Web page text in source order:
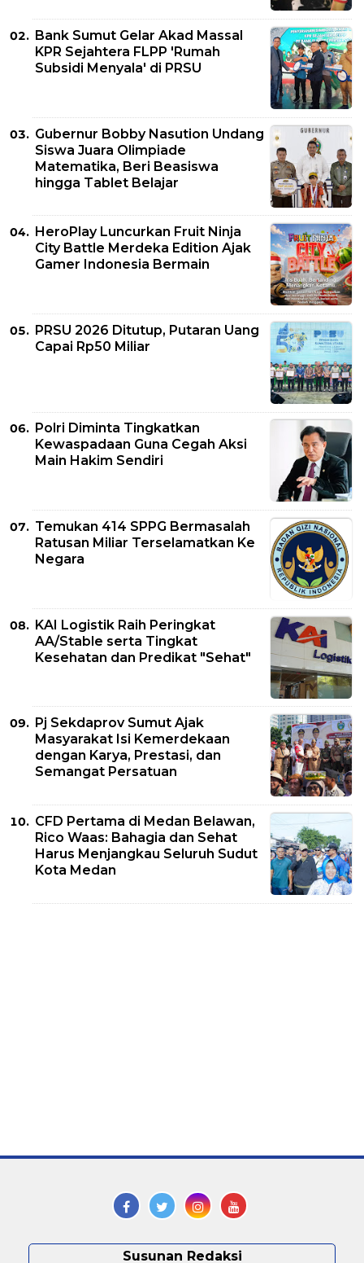
Bank Sumut Gelar Akad Massal
KPR Sejahtera FLPP 'Rumah
Subsidi Menyala' di PRSU
Gubernur Bobby Nasution Undang
Siswa Juara Olimpiade
Matematika, Beri Beasiswa
hingga Tablet Belajar
HeroPlay Luncurkan Fruit Ninja
City Battle Merdeka Edition Ajak
Gamer Indonesia Bermain
PRSU 2026 Ditutup, Putaran Uang
Capai Rp50 Miliar
Polri Diminta Tingkatkan
Kewaspadaan Guna Cegah Aksi
Main Hakim Sendiri
Temukan 414 SPPG Bermasalah
Ratusan Miliar Terselamatkan Ke
Negara
KAI Logistik Raih Peringkat
AA/Stable serta Tingkat
Kesehatan dan Predikat "Sehat"
Pj Sekdaprov Sumut Ajak
Masyarakat Isi Kemerdekaan
dengan Karya, Prestasi, dan
Semangat Persatuan
CFD Pertama di Medan Belawan,
Rico Waas: Bahagia dan Sehat
Harus Menjangkau Seluruh Sudut
Kota Medan
Susunan Redaksi